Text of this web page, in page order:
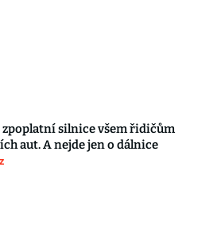
zpoplatní silnice všem řidičům
aut. A nejde jen o dálnice